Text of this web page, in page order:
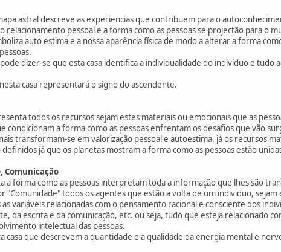
astral descreve as experiencias que contribuem para o
relacionamento pessoal e a forma como as pessoas se projectão para o
auto estima e a nossa aparência física de modo a alterar a forma
dizer-se que esta casa identifica a individualidade do individuo e
casa representará o signo do ascendente.
todos os recursos sejam estes materiais ou emocionais que as
condicionam a forma como as pessoas enfrentam os desafios que vão
transformam-se em valorização pessoal e autoestima, já os recursos
já que os planetas mostram a forma como as pessoas estão
Comunicação
a forma como as pessoas interpretam toda a informação que lhes são
"Comunidade" todos os agentes que estão a volta de um individuo,
as variáveis relacionadas com o pensamento racional e consciente dos
da escrita e da comunicação, etc. ou seja, tudo que esteja relacionado
intelectual das pessoas.
casa que descrevem a quantidade e a qualidade da energia mental e